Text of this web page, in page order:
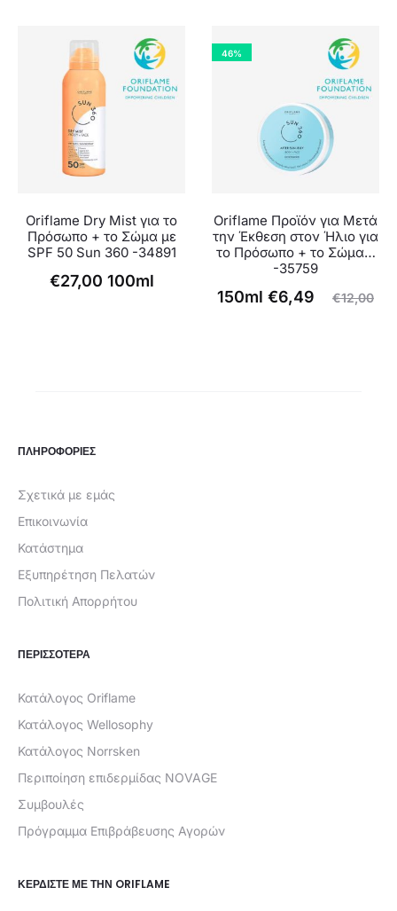
τιμή
Oriflame Dry Mist για το
Πρόσωπο + το Σώμα με
SPF 50 Sun 360 -34891
€27,00 100ml
46%
Oriflame Προϊόν για Μετά
την Έκθεση στον Ήλιο για
το Πρόσωπο + το Σώμα…
-35759
€12,00
Original
€6,49
Η
150ml
ΠΛΗΡΟΦΟΡΙΕΣ
Σχετικά με εμάς
Επικοινωνία
Κατάστημα
Εξυπηρέτηση Πελατών
Πολιτική Απορρήτου
ΠΕΡΙΣΣΟΤΕΡΑ
Κατάλογος Oriflame
Κατάλογος Wellosophy
Κατάλογος Norrsken
Περιποίηση επιδερμίδας NOVAGE
Συμβουλές
Πρόγραμμα Επιβράβευσης Αγορών
ΚΕΡΔΊΣΤΕ ΜΕ ΤΗΝ ORIFLAME